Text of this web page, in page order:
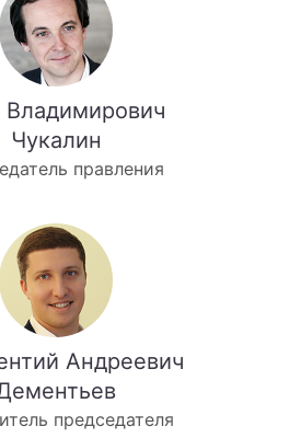
Владимирович
Чукалин
правления
Андреевич
председателя